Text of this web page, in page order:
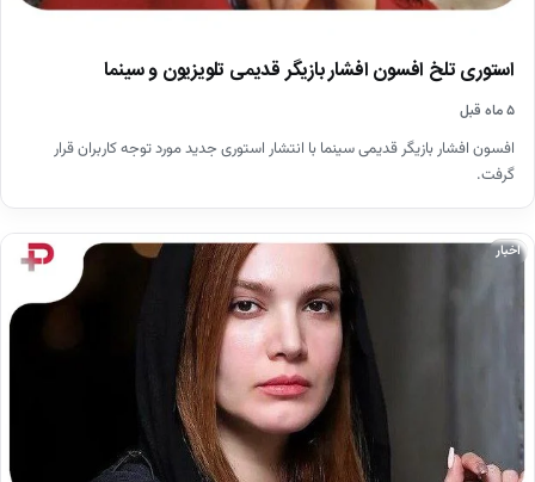
استوری تلخ افسون افشار بازیگر قدیمی تلویزیون و سینما⁩
۵ ماه قبل
افسون افشار بازیگر قدیمی سینما با انتشار استوری جدید مورد توجه کاربران قرار
گرفت.
اخبار